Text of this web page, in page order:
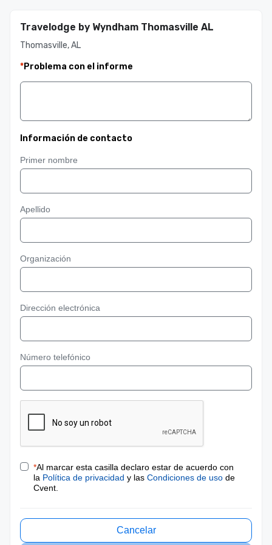
Travelodge by Wyndham Thomasville AL
Thomasville, AL
*Problema con el informe
Información de contacto
Primer nombre
Apellido
Organización
Dirección electrónica
Número telefónico
*Al marcar esta casilla declaro estar de acuerdo con
la Política de privacidad y las Condiciones de uso de
Cvent.
Cancelar